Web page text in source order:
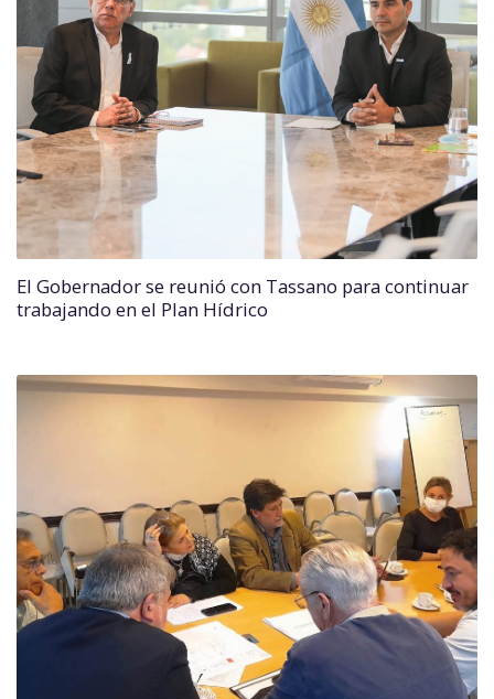
El Gobernador se reunió con Tassano para continuar
trabajando en el Plan Hídrico